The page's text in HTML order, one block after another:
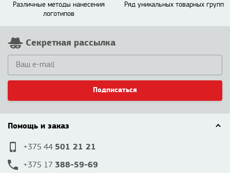
Различные методы нанесения
логотипов
Ряд уникальных товарных групп
Секретная рассылка
Подписаться
Помощь и заказ
+375 44 501 21 21
+375 17 388-59-69